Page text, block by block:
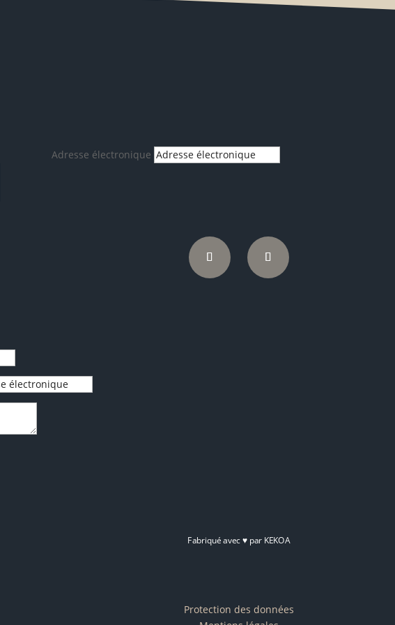
Adresse électronique
Fabriqué avec♥ par KEKOA
Protection des données